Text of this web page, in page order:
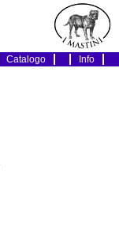
Catalogo Info